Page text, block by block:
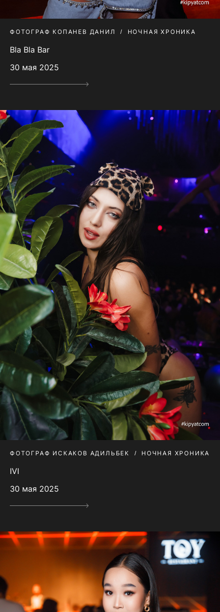
ФОТОГРАФ КОПАНЕВ ДАНИЛ НОЧНАЯ ХРОНИКА
Bla Bla Bar
30 мая 2025
ФОТОГРАФ ИСКАКОВ АДИЛЬБЕК НОЧНАЯ ХРОНИКА
IVI
30 мая 2025